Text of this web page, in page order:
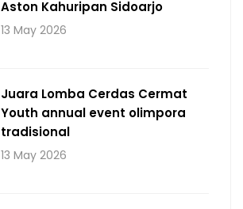
Aston Kahuripan Sidoarjo
13 May 2026
Juara Lomba Cerdas Cermat
Youth annual event olimpora
tradisional
13 May 2026